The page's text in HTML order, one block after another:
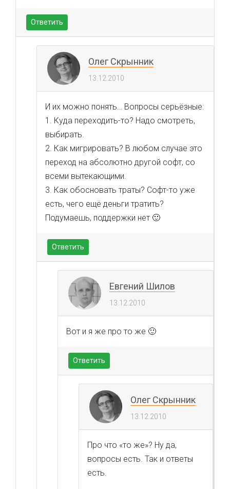
Ответить
Олег Скрынник
13.12.2010
И их можно понять… Вопросы серьёзные:
1. Куда переходить-то? Надо смотреть,
выбирать.
2. Как мигрировать? В любом случае это
переход на абсолютно другой софт, со
всеми вытекающими.
3. Как обосновать траты? Софт-то уже
есть, чего ещё деньги тратить?
Подумаешь, поддержки нет 🙂
Ответить
Евгений Шилов
13.12.2010
Вот и я же про то же 🙂
Ответить
Олег Скрынник
13.12.2010
Про что «то же»? Ну да,
вопросы есть. Так и ответы
есть.